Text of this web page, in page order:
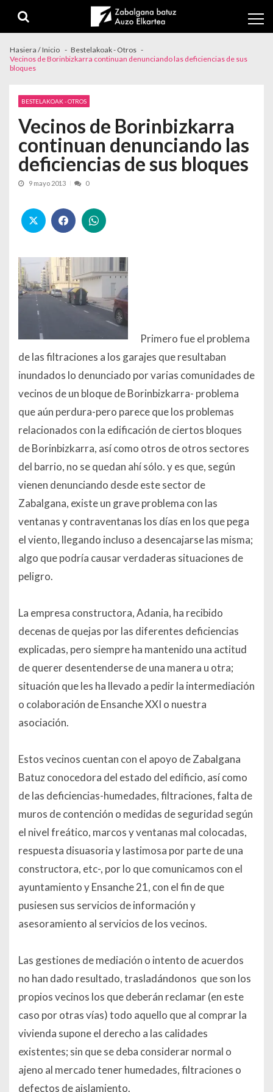
Hasiera / Inicio
Bestelakoak - Otros
Vecinos de Borinbizkarra continuan denunciando las deficiencias de sus
bloques
BESTELAKOAK - OTROS
Vecinos de Borinbizkarra
continuan denunciando las
deficiencias de sus bloques
9 mayo 2013 0
Primero fue el problema
de las filtraciones a los garajes que resultaban
inundados lo denunciado por varias comunidades de
vecinos de un bloque de Borinbizkarra- problema
que aún perdura-pero parece que los problemas
relacionados con la edificación de ciertos bloques
de Borinbizkarra, así como otros de otros sectores
del barrio, no se quedan ahí sólo. y es que, según
vienen denunciando desde este sector de
Zabalgana, existe un grave problema con las
ventanas y contraventanas los días en los que pega
el viento, llegando incluso a desencajarse las misma;
algo que podría causar verdaderas situaciones de
peligro.
La empresa constructora, Adania, ha recibido
decenas de quejas por las diferentes deficiencias
explicadas, pero siempre ha mantenido una actitud
de querer desentenderse de una manera u otra;
situación que les ha llevado a pedir la intermediación
o colaboración de Ensanche XXI o nuestra
asociación.
Estos vecinos cuentan con el apoyo de Zabalgana
Batuz conocedora del estado del edificio, así como
de las deficiencias-humedades, filtraciones, falta de
muros de contención o medidas de seguridad según
el nivel freático, marcos y ventanas mal colocadas,
respuesta disuasoria y lastimosa por parte de una
constructora, etc-, por lo que comunicamos con el
ayuntamiento y Ensanche 21, con el fin de que
pusiesen sus servicios de información y
asesoramiento al servicios de los vecinos.
Las gestiones de mediación o intento de acuerdos
no han dado resultado, trasladándonos que son los
propios vecinos los que deberán reclamar (en este
caso por otras vías) todo aquello que al comprar la
vivienda supone el derecho a las calidades
existentes; sin que se deba considerar normal o
ajeno al mercado tener humedades, filtraciones o
defectos de aislamiento.